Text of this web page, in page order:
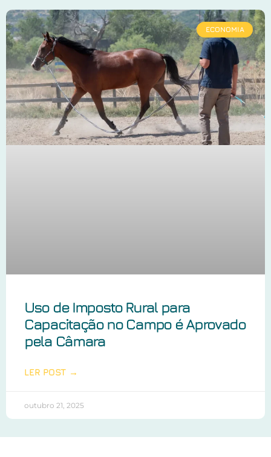
ECONOMIA
Uso de Imposto Rural para
Capacitação no Campo é Aprovado
pela Câmara
LER POST →
outubro 21, 2025